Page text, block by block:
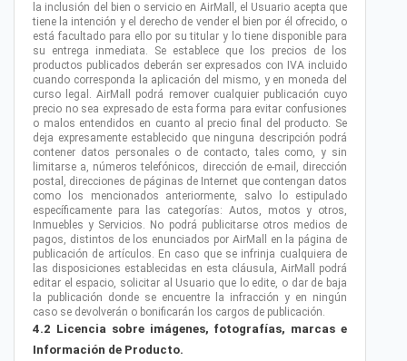
la inclusión del bien o servicio en AirMall, el Usuario acepta que
tiene la intención y el derecho de vender el bien por él ofrecido, o
está facultado para ello por su titular y lo tiene disponible para
su entrega inmediata. Se establece que los precios de los
productos publicados deberán ser expresados con IVA incluido
cuando corresponda la aplicación del mismo, y en moneda del
curso legal. AirMall podrá remover cualquier publicación cuyo
precio no sea expresado de esta forma para evitar confusiones
o malos entendidos en cuanto al precio final del producto. Se
deja expresamente establecido que ninguna descripción podrá
contener datos personales o de contacto, tales como, y sin
limitarse a, números telefónicos, dirección de e-mail, dirección
postal, direcciones de páginas de Internet que contengan datos
como los mencionados anteriormente, salvo lo estipulado
específicamente para las categorías: Autos, motos y otros,
Inmuebles y Servicios. No podrá publicitarse otros medios de
pagos, distintos de los enunciados por AirMall en la página de
publicación de artículos. En caso que se infrinja cualquiera de
las disposiciones establecidas en esta cláusula, AirMall podrá
editar el espacio, solicitar al Usuario que lo edite, o dar de baja
la publicación donde se encuentre la infracción y en ningún
caso se devolverán o bonificarán los cargos de publicación.
4.2 Licencia sobre imágenes, fotografías, marcas e
Información de Producto.